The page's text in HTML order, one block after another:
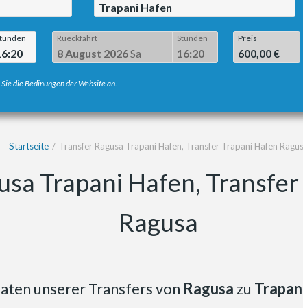
Trapani Hafen
Rueckfahrt
8 August 2026Sa
Stunden
16:20
Preis
600,00 €
die Bedinungen der Website an.
Startseite Transfer Ragusa Trapani Hafen, Transfer Trapani Hafen
Trapani Hafen,
Ragusa
unserer Transfers von Ragusa zu